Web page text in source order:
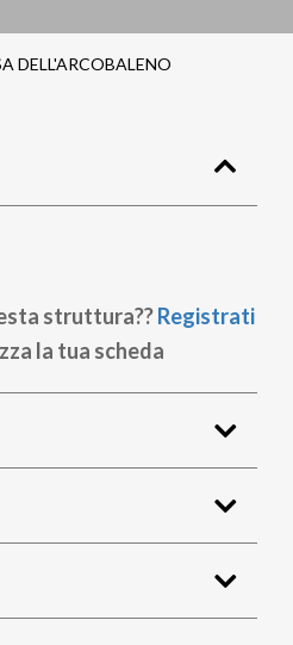
DELL'ARCOBALENO
struttura??Registrati
la tua scheda